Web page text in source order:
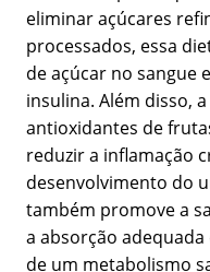
eliminar açúcares
processados, essa
de açúcar no sangue
insulina. Além disso,
antioxidantes de
reduzir a inflamação
desenvolvimento do
também promove a
a absorção
de um metabolismo